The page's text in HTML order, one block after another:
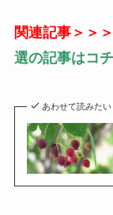
関連記事＞＞＞
選の記事はコ
あわせて読みたい